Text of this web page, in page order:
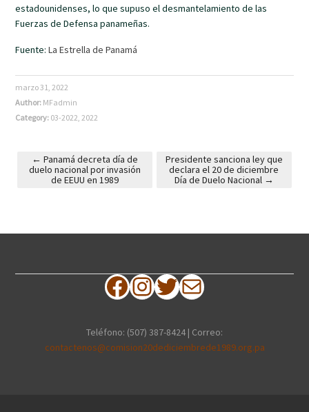
estadounidenses, lo que supuso el desmantelamiento de las
Fuerzas de Defensa panameñas.
Fuente:La Estrella de Panamá
marzo 31, 2022
Author: MFadmin
Category: 03-2022 ,2022
Post navigation
← Panamá decreta día de
duelo nacional por invasión
de EEUU en 1989
Presidente sanciona ley que
declara el 20 de diciembre
Día de Duelo Nacional →
Facebook
Instagram
Twitter
Correo electrónico
Teléfono: (507) 387-8424 | Correo:
contactenos@comision20dediciembrede1989.org.pa